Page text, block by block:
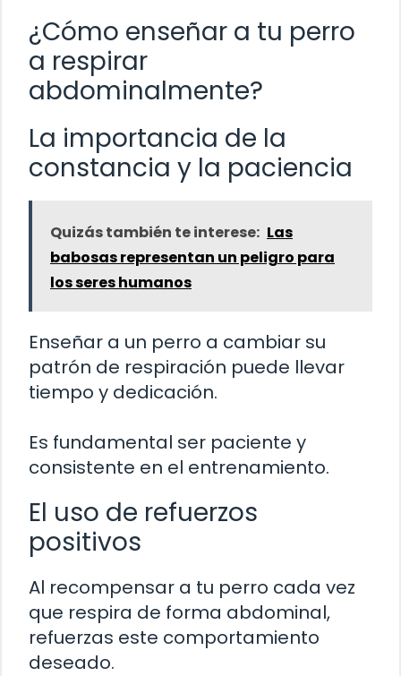
¿Cómo enseñar a tu perro
a respirar
abdominalmente?
La importancia de la
constancia y la paciencia
Quizás también te interese: Las
babosas representan un peligro para
los seres humanos
Enseñar a un perro a cambiar su
patrón de respiración puede llevar
tiempo y dedicación.
Es fundamental ser paciente y
consistente en el entrenamiento.
El uso de refuerzos
positivos
Al recompensar a tu perro cada vez
que respira de forma abdominal,
refuerzas este comportamiento
deseado.